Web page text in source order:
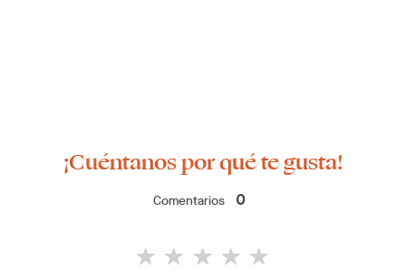
¡Cuéntanos por qué te gusta!
Comentarios 0